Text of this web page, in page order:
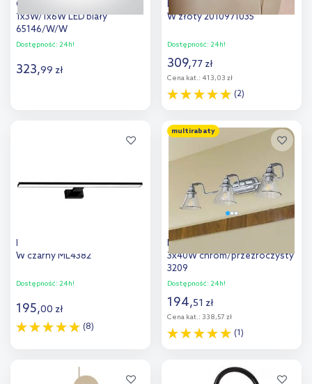
One Light Agnes kinkiet
1x3W/1x6W LED biały
65146/W/W
Dostępność: 24h!
323,99 zł
Nordlux Contina kinkiet 1x5
W złoty 2010971035
Dostępność: 24h!
309,77 zł
Cena kat.: 413,03 zł
(2)
Dodaj do
Milagro Shine kinkiet 1x13,8
W czarny ML4382
Dostępność: 24h!
195,00 zł
(8)
Dodaj do
multirabaty
Rabalux Antoine kinkiet
3x40W chrom/przezroczysty
3209
Dostępność: 24h!
194,51 zł
Cena kat.: 338,57 zł
(1)
Dodaj do